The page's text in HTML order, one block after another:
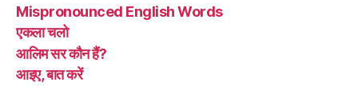
Mispronounced English Words
एकला चलो
आलिम सर कौन हैं?
आइए, बात करें